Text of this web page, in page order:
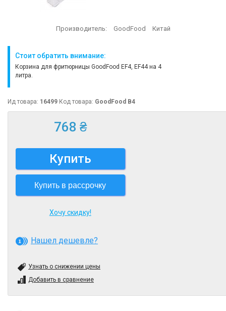
Производитель: GoodFood Китай
Стоит обратить внимание:
Корзина для фритюрницы GoodFood EF4, EF44 на 4
литра.
Ид товара: 16499 Код товара: GoodFood B4
768 ₴
Купить
Купить в рассрочку
Хочу скидку!
Нашел дешевле?
Узнать о снижении цены
Добавить в сравнение